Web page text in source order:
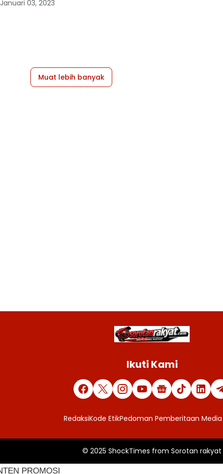
Januari 03, 2023
Muat lebih banyak
Ikuti Kami
RedaksiKode EtikPedoman Pemberitaan Media
© 2025 ShockTimes from Sorotan rakyat